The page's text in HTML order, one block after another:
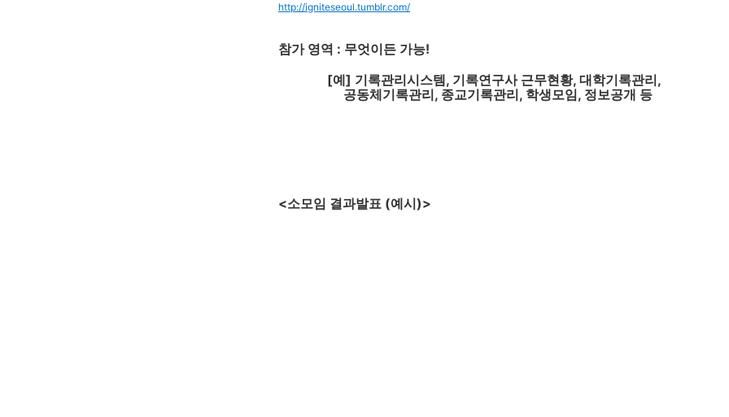
http://igniteseoul.tumblr.com/
참가 영역 : 무엇이든 가능!
[예] 기록관리시스템, 기록연구사 근무현황, 대학기록관리,
공동체기록관리, 종교기록관리, 학생모임, 정보공개 등
<소모임 결과발표 (예시)>